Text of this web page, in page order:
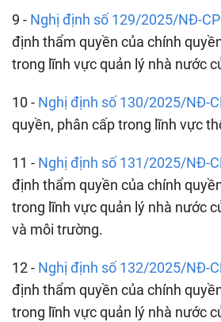
9 - Nghị định số 129/2025/NĐ-CP
định thẩm quyền của chính
trong lĩnh vực quản lý nhà nước
10 - Nghị định số 130/2025/NĐ-
quyền, phân cấp trong lĩnh vực
11 - Nghị định số 131/2025/NĐ-
định thẩm quyền của chính
trong lĩnh vực quản lý nhà nước
và môi trường.
12 - Nghị định số 132/2025/NĐ-
định thẩm quyền của chính
trong lĩnh vực quản lý nhà nước